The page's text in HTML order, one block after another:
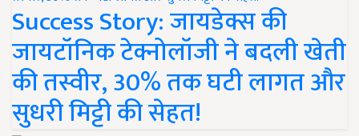
Success Story: जायडेक्स की
जायटॉनिक टेक्नोलॉजी ने बदली खेती
की तस्वीर, 30% तक घटी लागत और
सुधरी मिट्टी की सेहत!